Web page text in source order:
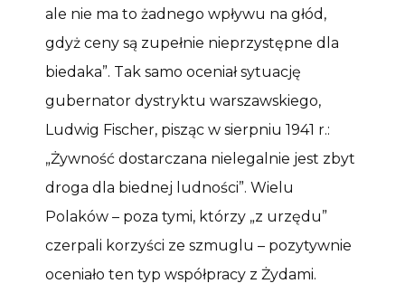
ale nie ma to żadnego wpływu na głód,
gdyż ceny są zupełnie nieprzystępne dla
biedaka”. Tak samo oceniał sytuację
gubernator dystryktu warszawskiego,
Ludwig Fischer, pisząc w sierpniu 1941 r.:
„Żywność dostarczana nielegalnie jest zbyt
droga dla biednej ludności”. Wielu
Polaków – poza tymi, którzy „z urzędu”
czerpali korzyści ze szmuglu – pozytywnie
oceniało ten typ współpracy z Żydami.